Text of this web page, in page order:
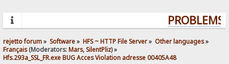
rejetto forum» Software» HFS ~ HTTP File Server» Other languages»
Français(Moderators:Mars,SilentPliz) »
Hfs.293a_SSL_FR.exe BUG Acces Violation adresse 00405A48